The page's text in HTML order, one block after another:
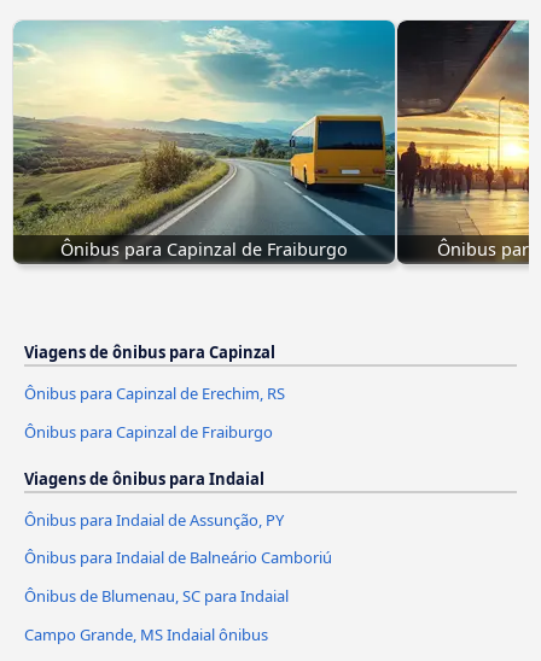
Ônibus para Capinzal de Fraiburgo Ônibus
Viagens de ônibus para Capinzal
Ônibus para Capinzal de Erechim, RS
Ônibus para Capinzal de Fraiburgo
Viagens de ônibus para Indaial
Ônibus para Indaial de Assunção, PY
Ônibus para Indaial de Balneário Camboriú
Ônibus de Blumenau, SC para Indaial
Campo Grande, MS Indaial ônibus